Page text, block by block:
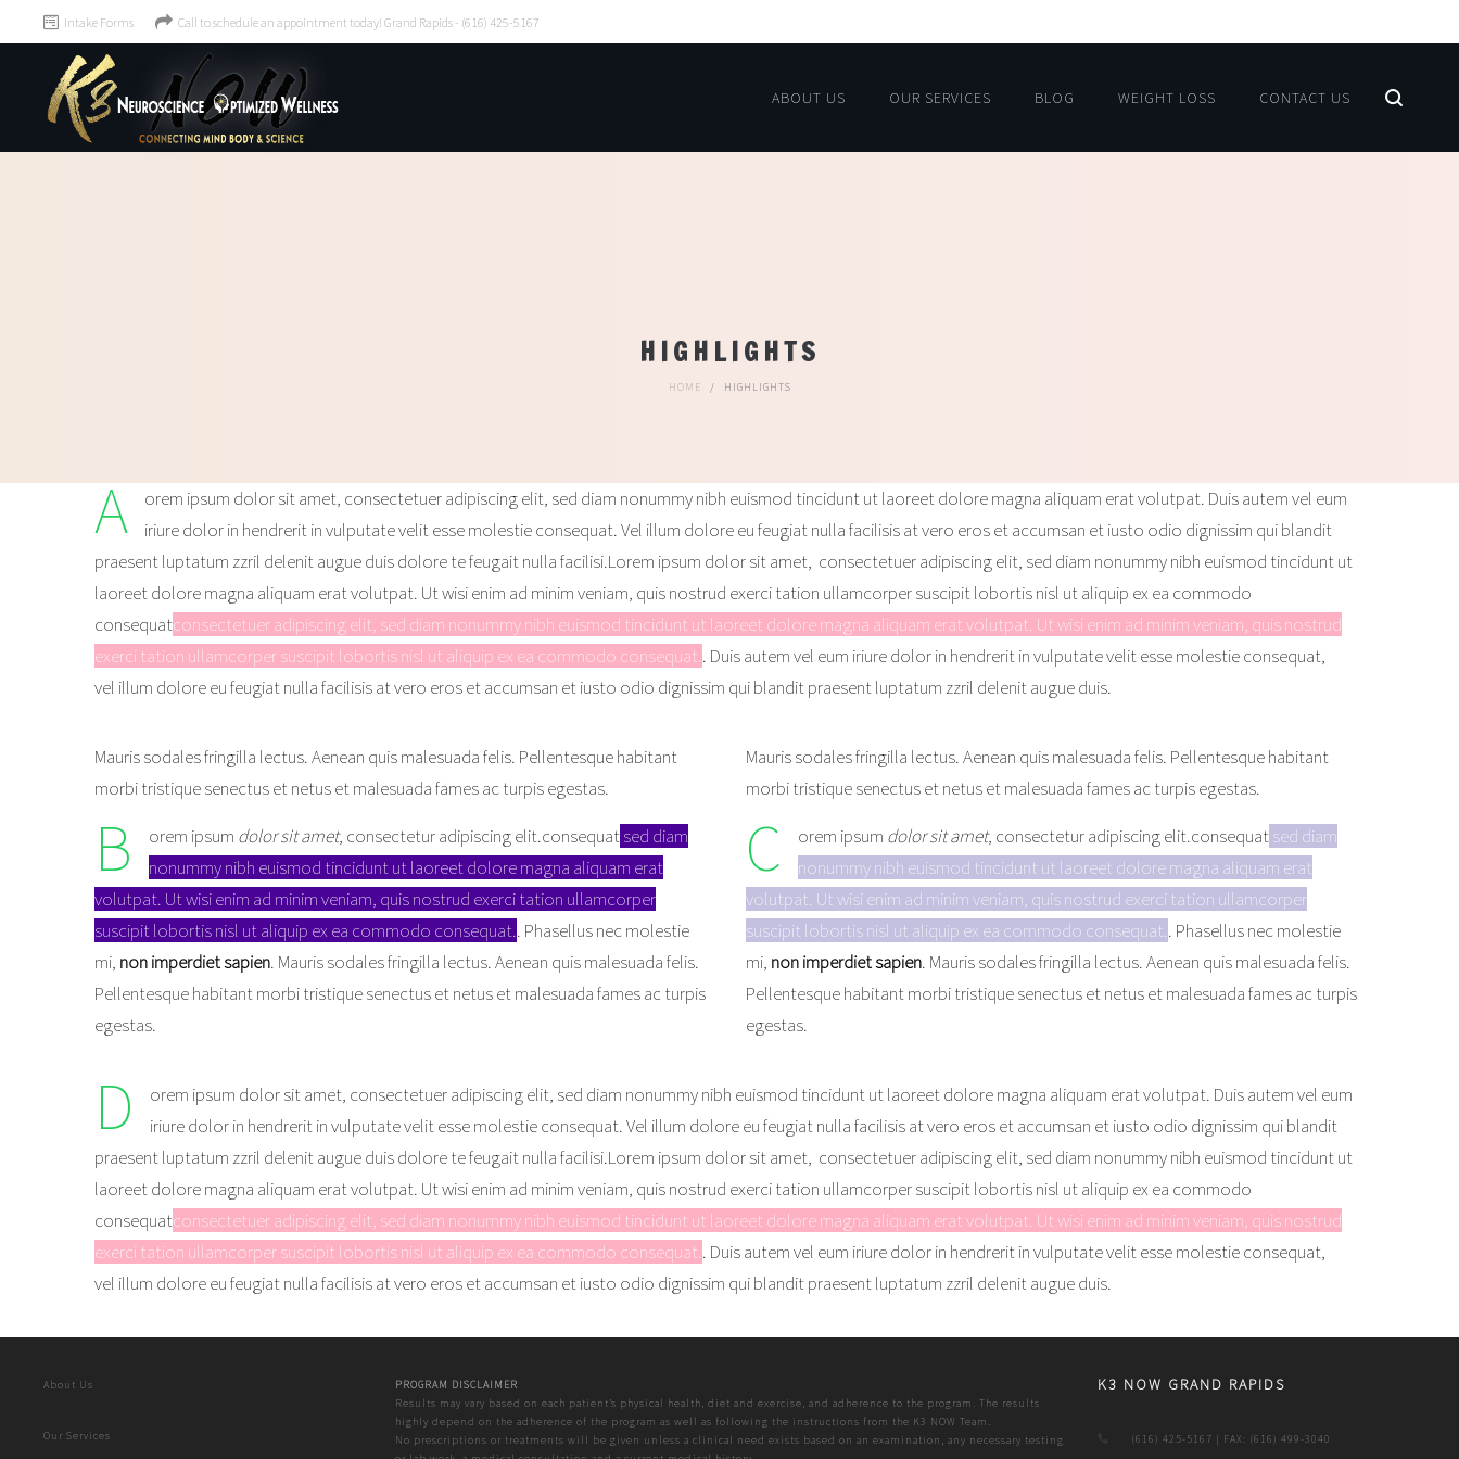
Intake Forms Call to schedule an appointment today! Grand Rapids - (616) 425-5167
ABOUT US OUR SERVICES BLOG WEIGHT LOSS CONTACT US
HIGHLIGHTS
HOME / HIGHLIGHTS
A
orem ipsum dolor sit amet, consectetuer adipiscing elit, sed diam nonummy nibh euismod tincidunt ut laoreet dolore magna aliquam erat volutpat. Duis autem vel eum
iriure dolor in hendrerit in vulputate velit esse molestie consequat. Vel illum dolore eu feugiat nulla facilisis at vero eros et accumsan et iusto odio dignissim qui blandit
praesent luptatum zzril delenit augue duis dolore te feugait nulla facilisi.Lorem ipsum dolor sit amet, consectetuer adipiscing elit, sed diam nonummy nibh euismod tincidunt ut
laoreet dolore magna aliquam erat volutpat. Ut wisi enim ad minim veniam, quis nostrud exerci tation ullamcorper suscipit lobortis nisl ut aliquip ex ea commodo
consequatconsectetuer adipiscing elit, sed diam nonummy nibh euismod tincidunt ut laoreet dolore magna aliquam erat volutpat. Ut wisi enim ad minim veniam, quis nostrud
exerci tation ullamcorper suscipit lobortis nisl ut aliquip ex ea commodo consequat.. Duis autem vel eum iriure dolor in hendrerit in vulputate velit esse molestie consequat,
vel illum dolore eu feugiat nulla facilisis at vero eros et accumsan et iusto odio dignissim qui blandit praesent luptatum zzril delenit augue duis.
Mauris sodales fringilla lectus. Aenean quis malesuada felis. Pellentesque habitant
morbi tristique senectus et netus et malesuada fames ac turpis egestas.
B orem ipsum dolor sit amet, consectetur adipiscing elit.consequatsed diam
nonummy nibh euismod tincidunt ut laoreet dolore magna aliquam erat
volutpat. Ut wisi enim ad minim veniam, quis nostrud exerci tation ullamcorper
suscipit lobortis nisl ut aliquip ex ea commodo consequat.. Phasellus nec molestie
mi, non imperdiet sapien. Mauris sodales fringilla lectus. Aenean quis malesuada felis.
Pellentesque habitant morbi tristique senectus et netus et malesuada fames ac turpis
egestas.
Mauris sodales fringilla lectus. Aenean quis malesuada felis. Pellentesque habitant
morbi tristique senectus et netus et malesuada fames ac turpis egestas.
C orem ipsum dolor sit amet, consectetur adipiscing elit.consequatsed diam
nonummy nibh euismod tincidunt ut laoreet dolore magna aliquam erat
volutpat. Ut wisi enim ad minim veniam, quis nostrud exerci tation ullamcorper
suscipit lobortis nisl ut aliquip ex ea commodo consequat.. Phasellus nec molestie
mi, non imperdiet sapien. Mauris sodales fringilla lectus. Aenean quis malesuada felis.
Pellentesque habitant morbi tristique senectus et netus et malesuada fames ac turpis
egestas.
D
orem ipsum dolor sit amet, consectetuer adipiscing elit, sed diam nonummy nibh euismod tincidunt ut laoreet dolore magna aliquam erat volutpat. Duis autem vel eum
iriure dolor in hendrerit in vulputate velit esse molestie consequat. Vel illum dolore eu feugiat nulla facilisis at vero eros et accumsan et iusto odio dignissim qui blandit
praesent luptatum zzril delenit augue duis dolore te feugait nulla facilisi.Lorem ipsum dolor sit amet, consectetuer adipiscing elit, sed diam nonummy nibh euismod tincidunt ut
laoreet dolore magna aliquam erat volutpat. Ut wisi enim ad minim veniam, quis nostrud exerci tation ullamcorper suscipit lobortis nisl ut aliquip ex ea commodo
consequatconsectetuer adipiscing elit, sed diam nonummy nibh euismod tincidunt ut laoreet dolore magna aliquam erat volutpat. Ut wisi enim ad minim veniam, quis nostrud
exerci tation ullamcorper suscipit lobortis nisl ut aliquip ex ea commodo consequat.. Duis autem vel eum iriure dolor in hendrerit in vulputate velit esse molestie consequat,
vel illum dolore eu feugiat nulla facilisis at vero eros et accumsan et iusto odio dignissim qui blandit praesent luptatum zzril delenit augue duis.
About Us
Our Services
PROGRAM DISCLAIMER
Results may vary based on each patient’s physical health, diet and exercise, and adherence to the program. The results
highly depend on the adherence of the program as well as following the instructions from the K3 NOW Team.
No prescriptions or treatments will be given unless a clinical need exists based on an examination, any necessary testing
K3 NOW GRAND RAPIDS
(616) 425-5167 | FAX: (616) 499-3040